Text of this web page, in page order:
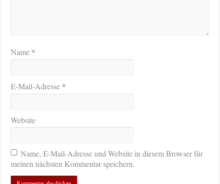
Name *
E-Mail-Adresse *
Website
Name, E-Mail-Adresse und Website in diesem Browser für
meinen nächsten Kommentar speichern.